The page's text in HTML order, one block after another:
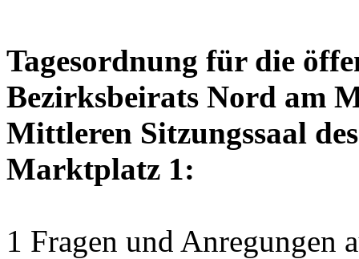
Tagesordnung für die
Bezirksbeirats Nord am
Mittleren Sitzungssaal
Marktplatz 1:
1 Fragen und Anregungen